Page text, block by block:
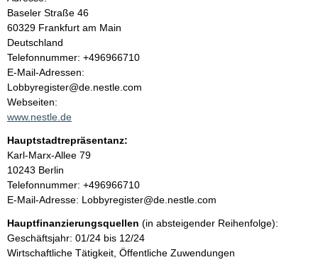
n
h
a
l
t
Baseler Straße 46
60329 Frankfurt am Main
Deutschland
K
o
n
t
a
t
i
n
o
r
m
a
Telefonnummer: +496966710
E-Mail-Adressen:
Lobbyregister@de.nestle.com
Webseiten:
www.nestle.de
Hauptstadtrepräsentanz:
A
d
r
e
s
e
Karl-Marx-Allee 79
10243 Berlin
K
o
t
a
k
Telefonnummer: +496966710
E-Mail-Adresse: Lobbyregister@de.nestle.com
Hauptfinanzierungsquellen (in absteigender Reihenfolge):
Geschäftsjahr: 01/24 bis 12/24
Wirtschaftliche Tätigkeit, Öffentliche Zuwendungen